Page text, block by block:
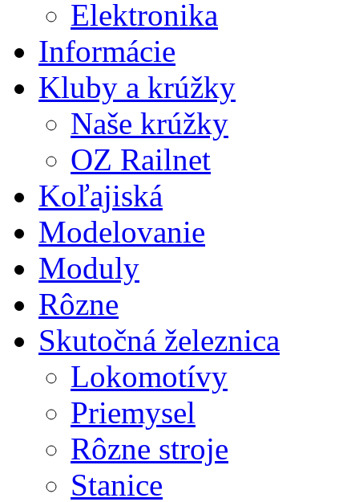
Elektronika
Informácie
Kluby a krúžky
Naše krúžky
OZ Railnet
Koľajiská
Modelovanie
Moduly
Rôzne
Skutočná železnica
Lokomotívy
Priemysel
Rôzne stroje
Stanice